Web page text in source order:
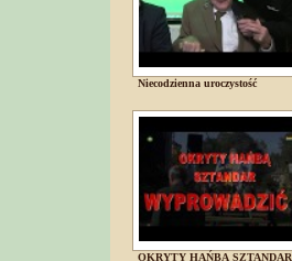
Niecodzienna uroczystość
OKRYTY HAŃBĄ SZTANDAR